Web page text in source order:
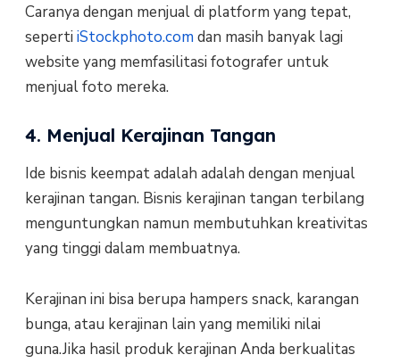
Caranya dengan menjual di platform yang tepat,
seperti iStockphoto.com dan masih banyak lagi
website yang memfasilitasi fotografer untuk
menjual foto mereka.
4. Menjual Kerajinan Tangan
Ide bisnis keempat adalah adalah dengan menjual
kerajinan tangan. Bisnis kerajinan tangan terbilang
menguntungkan namun membutuhkan kreativitas
yang tinggi dalam membuatnya.
Kerajinan ini bisa berupa hampers snack, karangan
bunga, atau kerajinan lain yang memiliki nilai
guna.Jika hasil produk kerajinan Anda berkualitas